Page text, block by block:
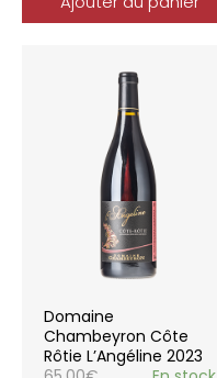
Domaine
Chambeyron Côte
Rôtie L’Angéline 2023